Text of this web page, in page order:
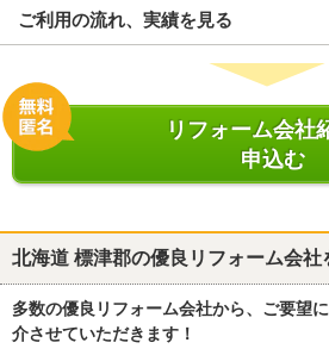
ご利用の流れ、実績を見る
リフォーム会社
申込む
北海道 標津郡の優良リフォーム会社
多数の優良リフォーム会社から、ご要望
介させていただきます！